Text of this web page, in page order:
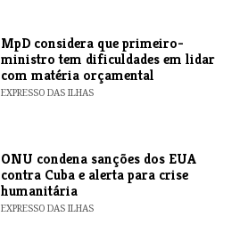
MpD considera que primeiro-
ministro tem dificuldades em lidar
com matéria orçamental
EXPRESSO DAS ILHAS
ONU condena sanções dos EUA
contra Cuba e alerta para crise
humanitária
EXPRESSO DAS ILHAS